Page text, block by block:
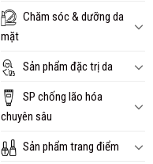
Chăm sóc & dưỡng da
mặt
Sản phẩm đặc trị da
SP chống lão hóa
chuyên sâu
Sản phẩm trang điểm